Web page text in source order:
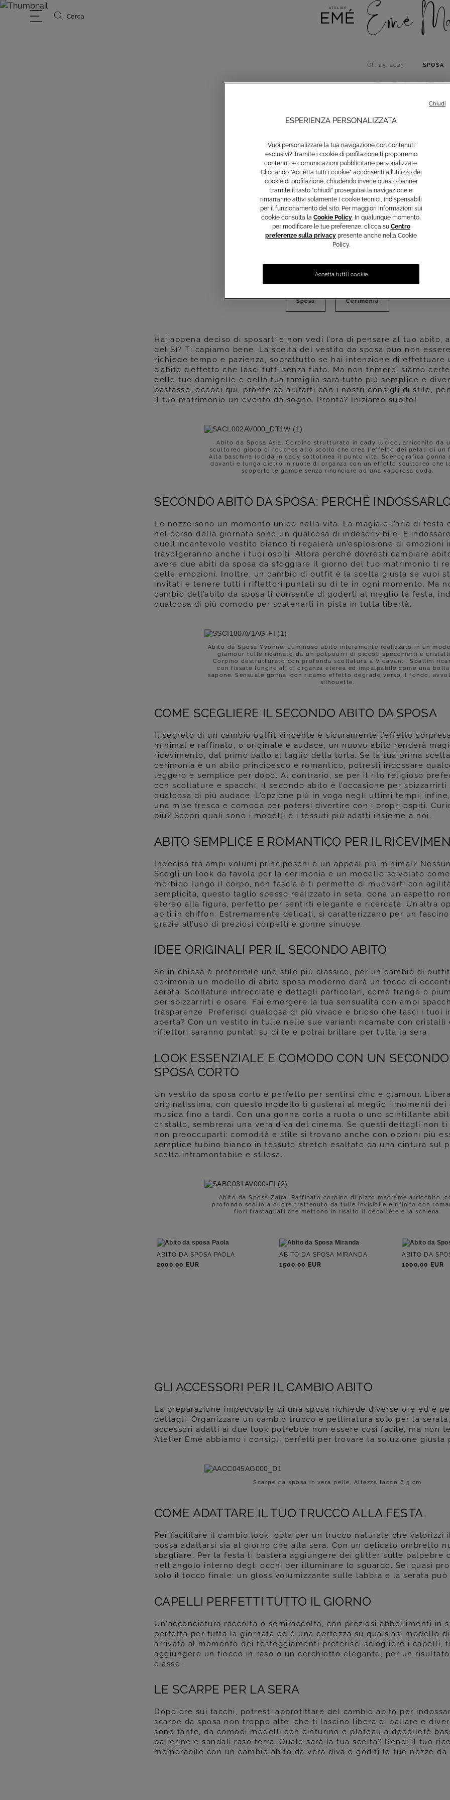
Cerca
Ott 25, 2023 SPOSA
IL
Hai appena
abito, anzi, ai tuoi
vestito da sposa
pazienza,
d’abito d’effetto
siamo certe che
famiglia sarà tutto
bastasse, eccoci
stile, pensati per
sogno. Pronta?
Hai appena deciso di
abiti del Sì?
Sposa Cerimonia
Hai appena deciso di sposarti e non vedi l’ora di pensare al tuo abito,
del Sì? Ti capiamo bene. La scelta del vestito da sposa può non
richiede tempo e pazienza, soprattutto se hai intenzione di effettuare
d’abito d’effetto che lasci tutti senza fiato. Ma non temere, siamo
delle tue damigelle e della tua famiglia sarà tutto più semplice e
bastasse, eccoci qui, pronte ad aiutarti con i nostri consigli di stile,
il tuo matrimonio un evento da sogno. Pronta? Iniziamo subito!
Abito da Sposa Asia. Corpino strutturato in cady lucido, arricchito da
scultoreo gioco di rouches allo scollo che crea l'effetto dei petali di un
Alta baschina lucida in cady sottolinea il punto vita. Scenografica gonna
davanti e lunga dietro in ruote di organza con un effetto scultoreo che
scoperte le gambe senza rinunciare ad una vaporosa coda.
SECONDO ABITO DA SPOSA: PERCHÉ
Le nozze sono un momento unico nella vita. La magia e l’aria di festa
nel corso della giornata sono un qualcosa di indescrivibile. E indossare
quell’incantevole vestito bianco ti regalerà un’esplosione di emozioni
travolgeranno anche i tuoi ospiti. Allora perché dovresti cambiare
avere due abiti da sposa da sfoggiare il giorno del tuo matrimonio ti
delle emozioni. Inoltre, un cambio di outfit è la scelta giusta se vuoi
invitati e tenere tutti i riflettori puntati su di te in ogni momento. Ma
cambio dell’abito da sposa ti consente di goderti al meglio la festa,
qualcosa di più comodo per scatenarti in pista in tutta libertà.
Abito da Sposa Yvonne. Luminoso abito interamente realizzato in un
glamour tulle ricamato da un potpourri di piccoli specchietti e
Corpino destrutturato con profonda scollatura a V davanti. Spallini
con fissate lunghe ali di organza eterea ed impalpabile come una
sapone. Sensuale gonna, con ricamo effetto degrade verso il fondo,
silhouette.
COME SCEGLIERE IL SECONDO ABITO DA SPOSA
Il segreto di un cambio outfit vincente è sicuramente l’effetto
minimal e raffinato, o originale e audace, un nuovo abito renderà
ricevimento, dal primo ballo al taglio della torta. Se la tua prima
cerimonia è un abito principesco e romantico, potresti indossare
leggero e semplice per dopo. Al contrario, se per il rito religioso
con scollature e spacchi, il secondo abito è l’occasione per sbizzarrirti
qualcosa di più audace. L’opzione più in voga negli ultimi tempi,
una mise fresca e comoda per potersi divertire con i propri ospiti.
più? Scopri quali sono i modelli e i tessuti più adatti insieme a noi.
ABITO SEMPLICE E ROMANTICO PER IL
Indecisa tra ampi volumi principeschi e un appeal più minimal?
Scegli un look da favola per la cerimonia e un modello scivolato
morbido lungo il corpo, non fascia e ti permette di muoverti con
semplicità, questo taglio spesso realizzato in seta, dona un aspetto
etereo alla figura, perfetto per sentirti elegante e ricercata. Un’altra
abiti in chiffon. Estremamente delicati, si caratterizzano per un
grazie all’uso di preziosi corpetti e gonne sinuose.
IDEE ORIGINALI PER IL SECONDO ABITO
Se in chiesa è preferibile uno stile più classico, per un cambio di
cerimonia un modello di abito sposa moderno darà un tocco di
serata. Scollature intrecciate e dettagli particolari, come frange o
per sbizzarrirti e osare. Fai emergere la tua sensualità con ampi
trasparenze. Preferisci qualcosa di più vivace e brioso che lasci i tuoi
aperta? Con un vestito in tulle nelle sue varianti ricamate con cristalli
riflettori saranno puntati su di te e potrai brillare per tutta la sera.
LOOK ESSENZIALE E COMODO CON UN
SPOSA CORTO
Un vestito da sposa corto è perfetto per sentirsi chic e glamour.
originalissima, con questo modello ti gusterai al meglio i momenti dei
musica fino a tardi. Con una gonna corta a ruota o uno scintillante
cristallo, sembrerai una vera diva del cinema. Se questi dettagli non ti
non preoccuparti: comodità e stile si trovano anche con opzioni più
semplice tubino bianco in tessuto stretch esaltato da una cintura sul
scelta intramontabile e stilosa.
Abito da Sposa Zaira. Raffinato corpino di pizzo macramé arricchito
profondo scollo a cuore trattenuto da tulle invisibile e rifinito con
fiori frastagliati che mettono in risalto il décollété e la schiena.
ABITO DA SPOSA PAOLA
2000.00 EUR
ABITO DA SPOSA MIRANDA
1500.00 EUR
ABITO DA
1000.00 EUR
GLI ACCESSORI PER IL CAMBIO ABITO
La preparazione impeccabile di una sposa richiede diverse ore ed è
dettagli. Organizzare un cambio trucco e pettinatura solo per la
accessori adatti ai due look potrebbe non essere così facile, ma non
Atelier Emé abbiamo i consigli perfetti per trovare la soluzione giusta
Scarpe da sposa in vera pelle. Altezza tacco 8.5 cm
COME ADATTARE IL TUO TRUCCO ALLA FESTA
Per facilitare il cambio look, opta per un trucco naturale che valorizzi
possa adattarsi sia al giorno che alla sera. Con un delicato ombretto
sbagliare. Per la festa ti basterà aggiungere dei glitter sulle palpebre
nell'angolo interno degli occhi per illuminare lo sguardo. Sei quasi
solo il tocco finale: un gloss volumizzante sulle labbra e la serata può
CAPELLI PERFETTI TUTTO IL GIORNO
Un'acconciatura raccolta o semiraccolta, con preziosi abbellimenti in
perfetta per tutta la giornata ed è una certezza su qualsiasi modello
arrivata al momento dei festeggiamenti preferisci sciogliere i capelli,
aggiungere un fiocco in raso o un cerchietto elegante, per un
classe.
LE SCARPE PER LA SERA
Dopo ore sui tacchi, potresti approfittare del cambio abito per
scarpe da sposa non troppo alte, che ti lascino libera di ballare e
sono tante, da comodi modelli con cinturino e plateau a decolleté
ballerine e sandali raso terra. Quale sarà la tua scelta? Rendi il tuo
memorabile con un cambio abito da vera diva e goditi le tue nozze da
ESPERIENZA PERSONALIZZATA
Vuoi personalizzare la tua navigazione con contenuti
esclusivi? Tramite i cookie di profilazione ti proporremo
contenuti e comunicazioni pubblicitarie personalizzate.
Cliccando “Accetta tutti i cookie” acconsenti all’utilizzo dei
cookie di profilazione, chiudendo invece questo banner
tramite il tasto “chiudi” proseguirai la navigazione e
rimarranno attivi solamente i cookie tecnici, indispensabili
per il funzionamento del sito. Per maggiori informazioni sui
cookie consulta la Cookie Policy. In qualunque momento,
per modificare le tue preferenze, clicca su Centro
preferenze sulla privacy presente anche nella Cookie
Policy.
Accetta tutti i cookie
Chiudi